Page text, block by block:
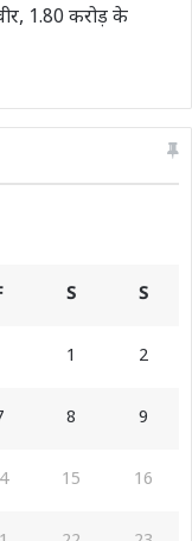
1.80 करोड़ के
S S
1 2
8 9
15 16